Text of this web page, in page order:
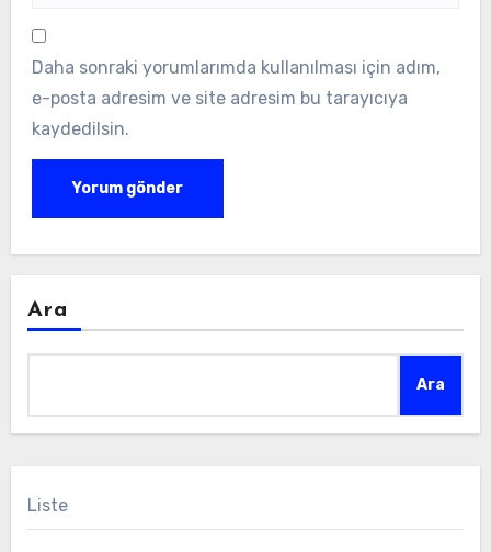
Daha sonraki yorumlarımda kullanılması için adım,
e-posta adresim ve site adresim bu tarayıcıya
kaydedilsin.
Ara
Ara
Liste